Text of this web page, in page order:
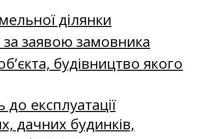
ділянки
заявою замовника
будівництво якого
до експлуатації
дачних будинків,